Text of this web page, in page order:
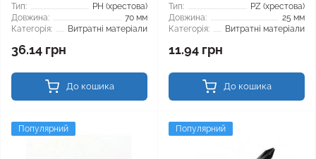
Тип:
РН (хрестова)
Довжина:
70 мм
Категорія:
Витратні матеріали
36.14 грн
До кошика
Тип:
PZ (хрестова)
Довжина:
25 мм
Категорія:
Витратні матеріали
11.94 грн
До кошика
Популярний Популярний